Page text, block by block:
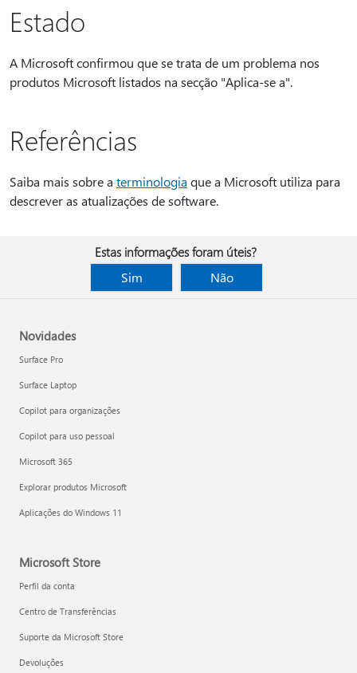
Estado
A Microsoft confirmou que se trata de um problema nos
produtos Microsoft listados na secção "Aplica-se a".
Referências
Saiba mais sobre a terminologia que a Microsoft utiliza para
descrever as atualizações de software.
Estas informações foram úteis?
Sim
Não
Novidades
Surface Pro
Surface Laptop
Copilot para organizações
Copilot para uso pessoal
Microsoft 365
Explorar produtos Microsoft
Aplicações do Windows 11
Microsoft Store
Perfil da conta
Centro de Transferências
Suporte da Microsoft Store
Devoluções